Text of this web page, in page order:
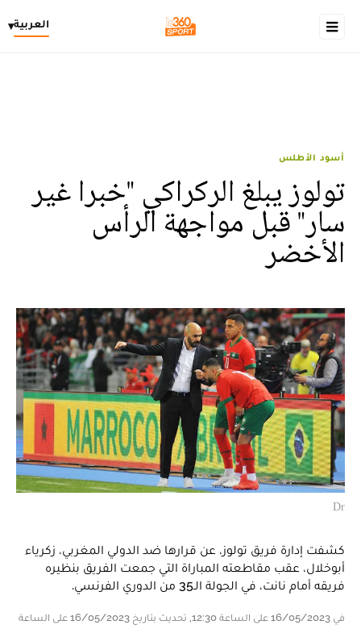
العربية▾
أسود الأطلس
تولوز يبلغ الركراكي "خبرا غير
سار" قبل مواجهة الرأس
الأخضر
Dr
كشفت إدارة فريق تولوز، عن قرارها ضد الدولي المغربي، زكرياء
أبوخلال، عقب مقاطعته المباراة التي جمعت الفريق بنظيره
فريقه أمام نانت، في الجولة الـ35 من الدوري الفرنسي.
في 16/05/2023 على الساعة 12:30, تحديث بتاريخ 16/05/2023 على الساعة